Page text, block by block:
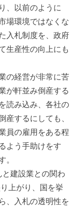
、以前のように
場環境ではなくな
入札制度を、政府
生産性の向上にも
の経営が非常に苦
が軒並み倒産する
読み込み、各社の
するにしても、
員の雇用をある程
よう手助けをす
建設業との関わ
上がり、国を挙
、入札の透明性を